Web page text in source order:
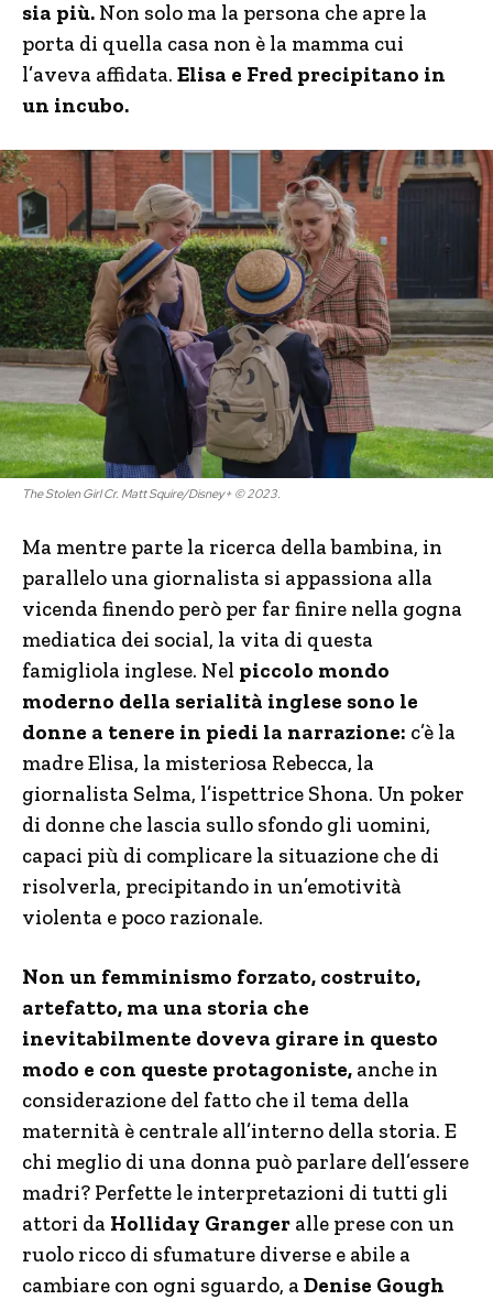
sia più. Non solo ma la persona che apre la
porta di quella casa non è la mamma cui
l’aveva affidata. Elisa e Fred precipitano in
un incubo.
The Stolen Girl Cr. Matt Squire/Disney+ © 2023.
Ma mentre parte la ricerca della bambina, in
parallelo una giornalista si appassiona alla
vicenda finendo però per far finire nella gogna
mediatica dei social, la vita di questa
famigliola inglese. Nel piccolo mondo
moderno della serialità inglese sono le
donne a tenere in piedi la narrazione: c’è la
madre Elisa, la misteriosa Rebecca, la
giornalista Selma, l’ispettrice Shona. Un poker
di donne che lascia sullo sfondo gli uomini,
capaci più di complicare la situazione che di
risolverla, precipitando in un’emotività
violenta e poco razionale.
Non un femminismo forzato, costruito,
artefatto, ma una storia che
inevitabilmente doveva girare in questo
modo e con queste protagoniste, anche in
considerazione del fatto che il tema della
maternità è centrale all’interno della storia. E
chi meglio di una donna può parlare dell’essere
madri? Perfette le interpretazioni di tutti gli
attori da Holliday Granger alle prese con un
ruolo ricco di sfumature diverse e abile a
cambiare con ogni sguardo, aDenise Gough